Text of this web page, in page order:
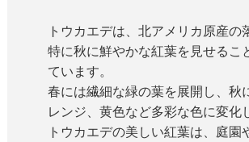
トウカエデは、北アメリカ原産の
特に秋に鮮やかな紅葉を見せるこ
ています。
春には繊細な緑の葉を展開し、秋
レンジ、黄色など多彩な色に変化
トウカエデの美しい紅葉は、庭園